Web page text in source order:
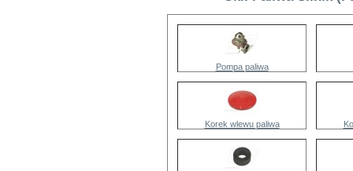
Pompa paliwa
Korek wlewu paliwa